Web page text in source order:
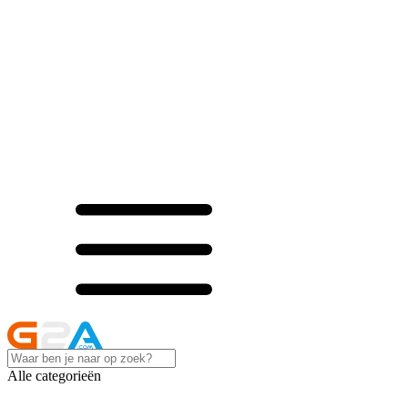
Alle categorieën